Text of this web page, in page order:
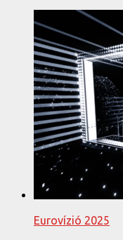
Eurovízió 2025